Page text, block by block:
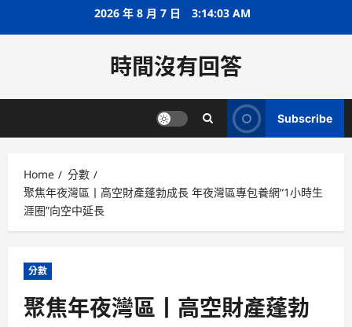
2026 年 8 月 7 日 3:14:04 AM
時間沒有回答
Subscribe
Home
分數
聚焦年夜灣區丨高空財產蓬勃成長 年夜灣區專包養網“1小時生
涯圈”向空中延長
分數
聚焦年夜灣區丨高空財產蓬勃